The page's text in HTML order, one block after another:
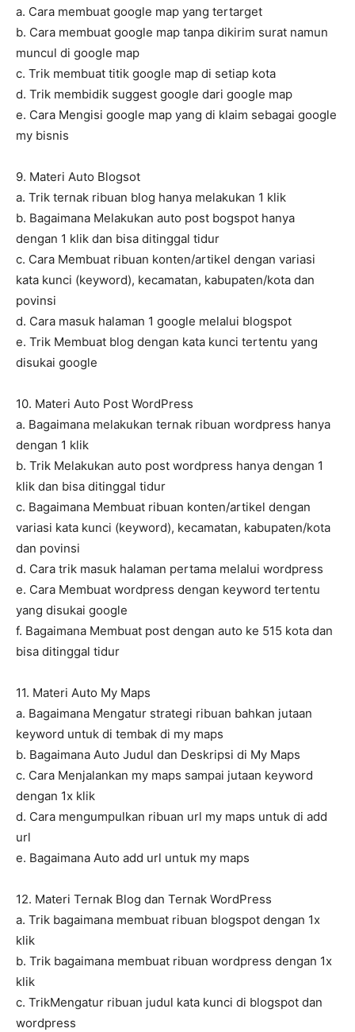
a. Cara membuat google map yang tertarget
b. Cara membuat google map tanpa dikirim surat namun
muncul di google map
c. Trik membuat titik google map di setiap kota
d. Trik membidik suggest google dari google map
e. Cara Mengisi google map yang di klaim sebagai google
my bisnis
9. Materi Auto Blogsot
a. Trik ternak ribuan blog hanya melakukan 1 klik
b. Bagaimana Melakukan auto post bogspot hanya
dengan 1 klik dan bisa ditinggal tidur
c. Cara Membuat ribuan konten/artikel dengan variasi
kata kunci (keyword), kecamatan, kabupaten/kota dan
povinsi
d. Cara masuk halaman 1 google melalui blogspot
e. Trik Membuat blog dengan kata kunci tertentu yang
disukai google
10. Materi Auto Post WordPress
a. Bagaimana melakukan ternak ribuan wordpress hanya
dengan 1 klik
b. Trik Melakukan auto post wordpress hanya dengan 1
klik dan bisa ditinggal tidur
c. Bagaimana Membuat ribuan konten/artikel dengan
variasi kata kunci (keyword), kecamatan, kabupaten/kota
dan povinsi
d. Cara trik masuk halaman pertama melalui wordpress
e. Cara Membuat wordpress dengan keyword tertentu
yang disukai google
f. Bagaimana Membuat post dengan auto ke 515 kota dan
bisa ditinggal tidur
11. Materi Auto My Maps
a. Bagaimana Mengatur strategi ribuan bahkan jutaan
keyword untuk di tembak di my maps
b. Bagaimana Auto Judul dan Deskripsi di My Maps
c. Cara Menjalankan my maps sampai jutaan keyword
dengan 1x klik
d. Cara mengumpulkan ribuan url my maps untuk di add
url
e. Bagaimana Auto add url untuk my maps
12. Materi Ternak Blog dan Ternak WordPress
a. Trik bagaimana membuat ribuan blogspot dengan 1x
klik
b. Trik bagaimana membuat ribuan wordpress dengan 1x
klik
c. TrikMengatur ribuan judul kata kunci di blogspot dan
wordpress